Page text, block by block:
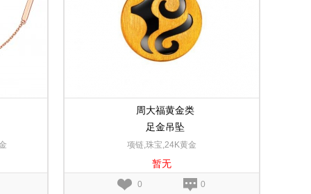
周大福黄金类
足金吊坠
项链,珠宝,24K黄金
暂无
0 0